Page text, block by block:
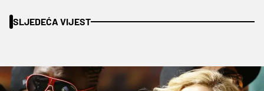
SLJEDEĆA VIJEST